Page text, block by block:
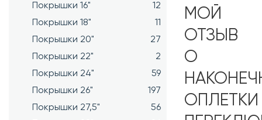
Покрышки 16"
12
Покрышки 18"
11
Покрышки 20"
27
Покрышки 22"
2
Покрышки 24"
59
Покрышки 26"
197
Покрышки 27,5"
56
МОЙ
ОТЗЫВ
О
ОПЛЕТКИ